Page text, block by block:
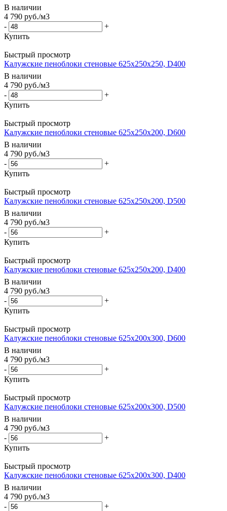
В наличии
4 790 руб./м3
-
+
Купить
Быстрый просмотр
Калужские пеноблоки стеновые 625x250x250, D400
В наличии
4 790 руб./м3
-
+
Купить
Быстрый просмотр
Калужские пеноблоки стеновые 625x250x200, D600
В наличии
4 790 руб./м3
-
+
Купить
Быстрый просмотр
Калужские пеноблоки стеновые 625x250x200, D500
В наличии
4 790 руб./м3
-
+
Купить
Быстрый просмотр
Калужские пеноблоки стеновые 625x250x200, D400
В наличии
4 790 руб./м3
-
+
Купить
Быстрый просмотр
Калужские пеноблоки стеновые 625x200x300, D600
В наличии
4 790 руб./м3
-
+
Купить
Быстрый просмотр
Калужские пеноблоки стеновые 625x200x300, D500
В наличии
4 790 руб./м3
-
+
Купить
Быстрый просмотр
Калужские пеноблоки стеновые 625x200x300, D400
В наличии
4 790 руб./м3
-
+